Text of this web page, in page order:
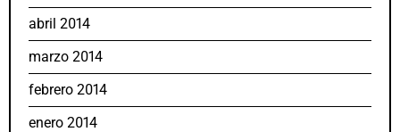
abril 2014
marzo 2014
febrero 2014
enero 2014